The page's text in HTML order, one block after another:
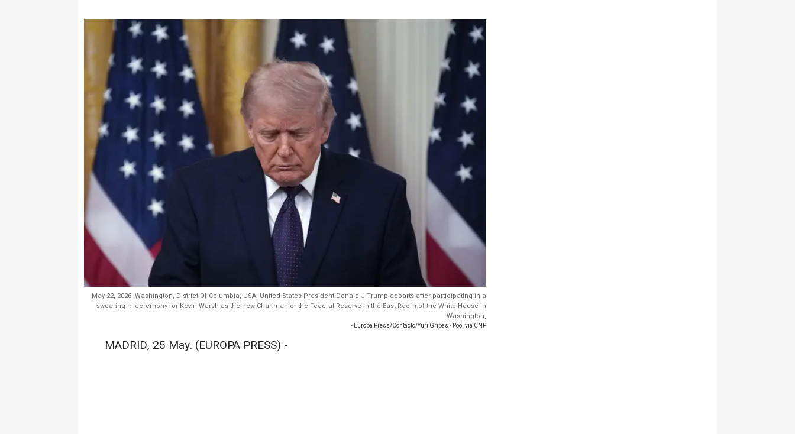
May 22, 2026, Washington, District Of Columbia, USA: United States President Donald J Trump departs after participating in a
swearing-In ceremony for Kevin Warsh as the new Chairman of the Federal Reserve in the East Room of the White House in
Washington,
- Europa Press/Contacto/Yuri Gripas - Pool via CNP
MADRID, 25 May. (EUROPA PRESS) -